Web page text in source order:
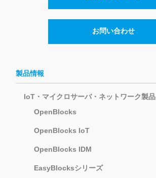
お問い合わせ
製品情報
IoT・マイクロサーバ・ネットワーク製品
OpenBlocks
OpenBlocks IoT
OpenBlocks IDM
EasyBlocksシリーズ